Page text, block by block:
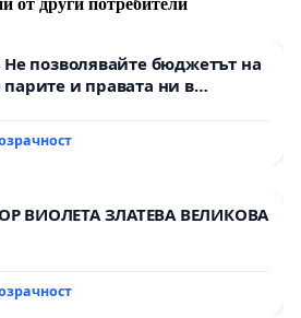
от други потребители
Не позволявайте бюджетът на
и правата ни в
ВИОЛЕТА ЗЛАТЕВА ВЕЛИКОВА